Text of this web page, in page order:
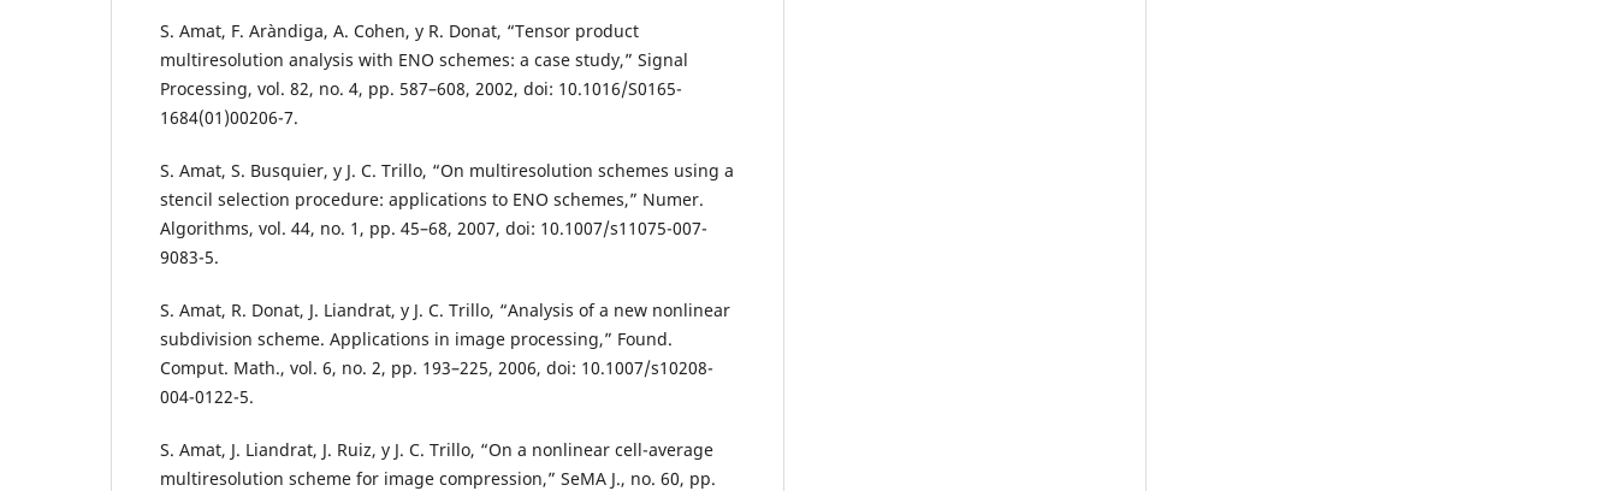
S. Amat, F. Aràndiga, A. Cohen, y R. Donat, “Tensor product
multiresolution analysis with ENO schemes: a case study,” Signal
Processing, vol. 82, no. 4, pp. 587–608, 2002, doi: 10.1016/S0165-
1684(01)00206-7.
S. Amat, S. Busquier, y J. C. Trillo, “On multiresolution schemes using a
stencil selection procedure: applications to ENO schemes,” Numer.
Algorithms, vol. 44, no. 1, pp. 45–68, 2007, doi: 10.1007/s11075-007-
9083-5.
S. Amat, R. Donat, J. Liandrat, y J. C. Trillo, “Analysis of a new nonlinear
subdivision scheme. Applications in image processing,” Found.
Comput. Math., vol. 6, no. 2, pp. 193–225, 2006, doi: 10.1007/s10208-
004-0122-5.
S. Amat, J. Liandrat, J. Ruiz, y J. C. Trillo, “On a nonlinear cell-average
multiresolution scheme for image compression,” SeMA J., no. 60, pp.